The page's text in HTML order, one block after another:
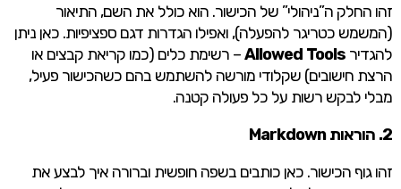
זהו החלק ה”ניהולי” של הכישור. הוא כולל את השם, התיאור
(המשמש כטריגר להפעלה), ואפילו הגדרות דגם ספציפיות. כאן ניתן
להגדיר Allowed Tools– רשימת כלים (כמו קריאת קבצים או
הרצת חישובים) שקלודי מורשה להשתמש בהם כשהכישור פעיל,
מבלי לבקש רשות על כל פעולה קטנה.
2. הוראות Markdown
זהו גוף הכישור. כאן כותבים בשפה חופשית וברורה איך לבצע את